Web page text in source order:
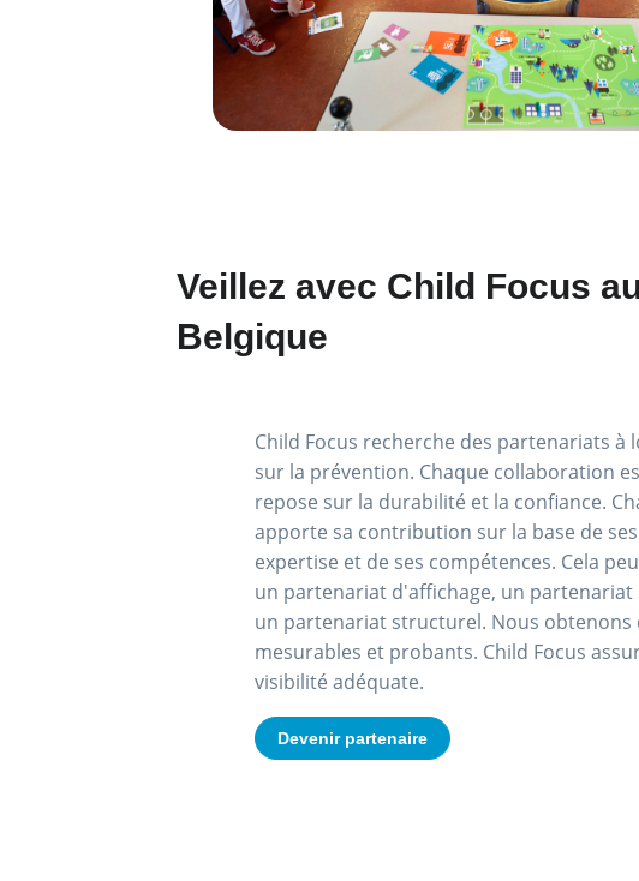
Veillez avec Child Focus
Belgique
Child Focus recherche des partenariats à
sur la prévention. Chaque collaboration
repose sur la durabilité et la confiance.
apporte sa contribution sur la base de
expertise et de ses compétences. Cela
un partenariat d'affichage, un
un partenariat structurel. Nous obtenons
mesurables et probants. Child Focus
visibilité adéquate.
Devenir partenaire